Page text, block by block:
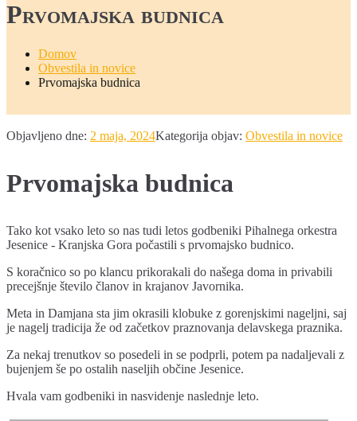
Prvomajska budnica
Domov
Obvestila in novice
Prvomajska budnica
Objavljeno dne: 2 maja, 2024Kategorija objav: Obvestila in novice
Prvomajska budnica
Tako kot vsako leto so nas tudi letos godbeniki Pihalnega orkestra
Jesenice - Kranjska Gora počastili s prvomajsko budnico.
S koračnico so po klancu prikorakali do našega doma in privabili
precejšnje število članov in krajanov Javornika.
Meta in Damjana sta jim okrasili klobuke z gorenjskimi nageljni, saj
je nagelj tradicija že od začetkov praznovanja delavskega praznika.
Za nekaj trenutkov so posedeli in se podprli, potem pa nadaljevali z
bujenjem še po ostalih naseljih občine Jesenice.
Hvala vam godbeniki in nasvidenje naslednje leto.